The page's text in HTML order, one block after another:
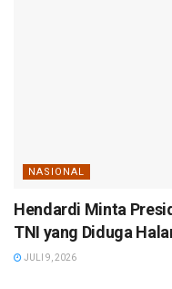
NASIONAL
Hendardi Minta
TNI yang Diduga
JULI 9, 2026